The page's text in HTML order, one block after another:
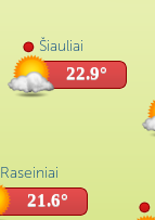
Šiauliai
22.9°
Raseiniai
21.6°